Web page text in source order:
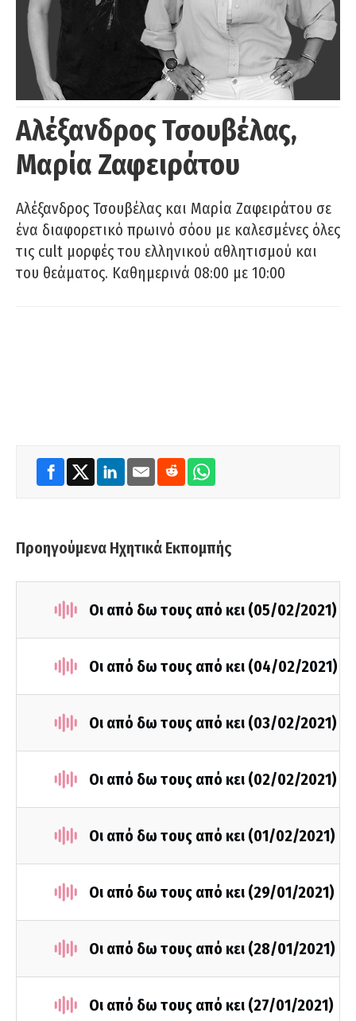
Αλέξανδρος Τσουβέλας,
Μαρία Ζαφειράτου
Αλέξανδρος Τσουβέλας και Μαρία Ζαφειράτου σε
ένα διαφορετικό πρωινό σόου με καλεσμένες όλες
τις cult μορφές του ελληνικού αθλητισμού και
του θεάματος. Καθημερινά 08:00 με 10:00
Προηγούμενα Ηχητικά Εκπομπής
Οι από δω τους από κει (05/02/2021)
Οι από δω τους από κει (04/02/2021)
Οι από δω τους από κει (03/02/2021)
Οι από δω τους από κει (02/02/2021)
Οι από δω τους από κει (01/02/2021)
Οι από δω τους από κει (29/01/2021)
Οι από δω τους από κει (28/01/2021)
Οι από δω τους από κει (27/01/2021)